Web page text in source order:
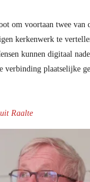
om voortaan twee
kerkenwerk te
kunnen digitaal
verbinding plaatselijke
Raalte